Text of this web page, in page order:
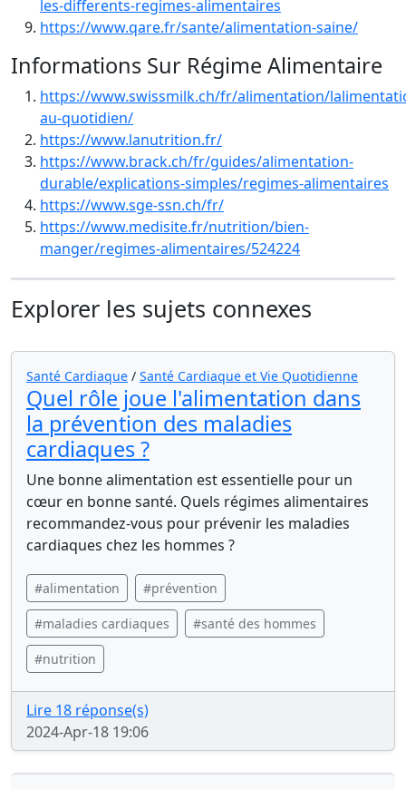
les-differents-regimes-alimentaires
https://www.qare.fr/sante/alimentation-saine/
Informations Sur Régime Alimentaire
https://www.swissmilk.ch/fr/alimentation/
au-quotidien/
https://www.lanutrition.fr/
https://www.brack.ch/fr/guides/alimentation-
durable/explications-simples/regimes-alimentaires
https://www.sge-ssn.ch/fr/
https://www.medisite.fr/nutrition/bien-
manger/regimes-alimentaires/524224
Explorer les sujets connexes
Santé Cardiaque / Santé Cardiaque et Vie Quotidienne
Quel rôle joue l'alimentation dans
la prévention des maladies
cardiaques ?
Une bonne alimentation est essentielle pour un
cœur en bonne santé. Quels régimes alimentaires
recommandez-vous pour prévenir les maladies
cardiaques chez les hommes ?
#alimentation #prévention
#maladies cardiaques #santé des hommes
#nutrition
Lire 18 réponse(s)
2024-Apr-18 19:06